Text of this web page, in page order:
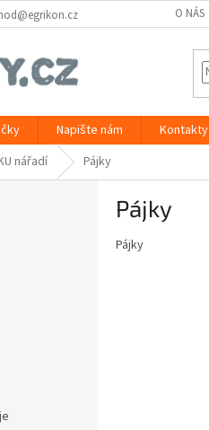
O NÁS
Napište nám Kontakty
nářadí Pájky
Pájky
Pájky